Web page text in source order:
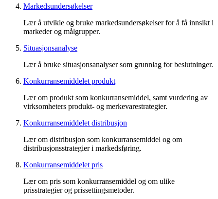
Markedsundersøkelser
Lær å utvikle og bruke markedsundersøkelser for å få innsikt i
markeder og målgrupper.
Situasjonsanalyse
Lær å bruke situasjonsanalyser som grunnlag for beslutninger.
Konkurransemiddelet produkt
Lær om produkt som konkurransemiddel, samt vurdering av
virksomheters produkt- og merkevarestrategier.
Konkurransemiddelet distribusjon
Lær om distribusjon som konkurransemiddel og om
distribusjonsstrategier i markedsføring.
Konkurransemiddelet pris
Lær om pris som konkurransemiddel og om ulike
prisstrategier og prissettingsmetoder.